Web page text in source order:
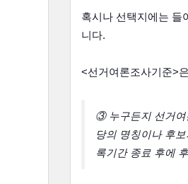
혹시나 선택지에는 들
니다.
<선거여론조사기준>
③ 누구든지 선거여
당의 명칭이나 후
록기간 종료 후에